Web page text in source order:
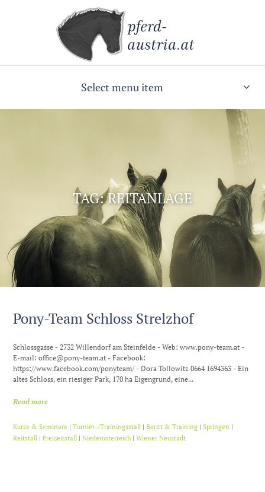
Select menu item
TAG: REITANLAGE
Pony-Team Schloss Strelzhof
Schlossgasse - 2732 Willendorf am Steinfelde - Web: www.pony-team.at -
E-mail: office@pony-team.at - Facebook:
https://www.facebook.com/ponyteam/ - Dora Tollowitz 0664 1694363 - Ein
altes Schloss, ein riesiger Park, 170 ha Eigengrund, eine...
Read more
Kurse & Seminare |Turnier-/Trainingsstall |Beritt & Training |Springen |
Reitstall |Freizeitstall |Niederösterreich |Wiener Neustadt